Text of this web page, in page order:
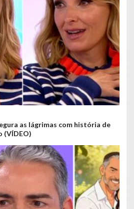
as lágrimas com história de
(VÍDEO)